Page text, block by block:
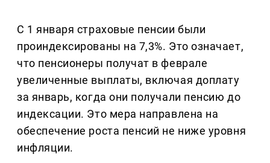
С 1 января страховые пенсии были
проиндексированы на 7,3%. Это означает,
что пенсионеры получат в феврале
увеличенные выплаты, включая доплату
за январь, когда они получали пенсию до
индексации. Это мера направлена на
обеспечение роста пенсий не ниже уровня
инфляции.